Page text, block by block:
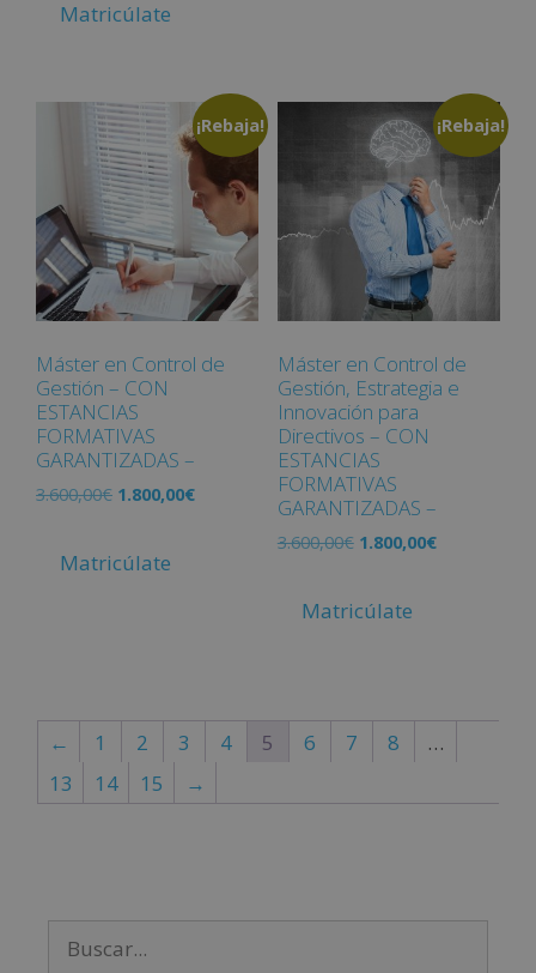
Matricúlate
¡Rebaja!
Máster en Control de
Gestión – CON
ESTANCIAS
FORMATIVAS
GARANTIZADAS –
3.600,00€ 1.800,00€
Matricúlate
¡Rebaja!
Máster en Control de
Gestión, Estrategia e
Innovación para
Directivos – CON
ESTANCIAS
FORMATIVAS
GARANTIZADAS –
3.600,00€ 1.800,00€
Matricúlate
← 1 2 3 4 5 6 7 8
…
13
14 15 →